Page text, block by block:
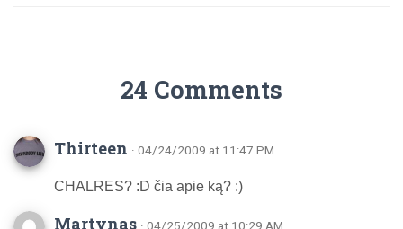
24 Comments
Thirteen · 04/24/2009 at 11:47 PM
CHALRES? :D čia apie ką? :)
Martynas · 04/25/2009 at 10:29 AM